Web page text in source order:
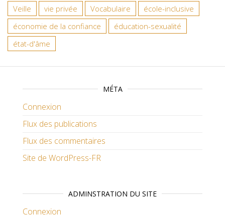
Veille
vie privée Vocabulaire
école-inclusive
économie de la confiance
éducation-sexualité
état-d'âme
MÉTA
Connexion
Flux des publications
Flux des commentaires
Site de WordPress-FR
ADMINSTRATION DU SITE
Connexion